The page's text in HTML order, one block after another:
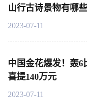
山行古诗景物有哪
2023-07-11
中国金花爆发！轰6
喜提140万元
2023-07-11